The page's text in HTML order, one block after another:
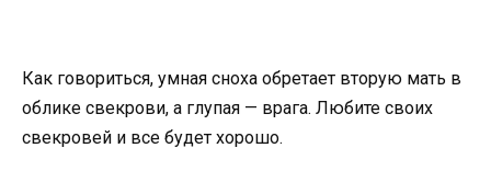
Как говориться, умная сноха обретает вторую мать в
облике свекрови, а глупая — врага. Любите своих
свекровей и все будет хорошо.